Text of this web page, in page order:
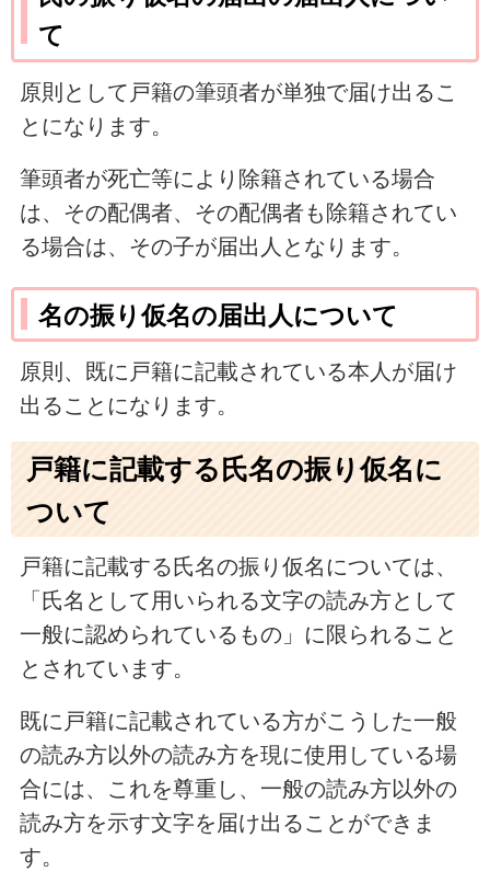
て
原則として戸籍の筆頭者が単独で届け出るこ
とになります。
筆頭者が死亡等により除籍されている場合
は、その配偶者、その配偶者も除籍されてい
る場合は、その子が届出人となります。
名の振り仮名の届出人について
原則、既に戸籍に記載されている本人が届け
出ることになります。
戸籍に記載する氏名の振り仮名に
ついて
戸籍に記載する氏名の振り仮名については、
「氏名として用いられる文字の読み方として
一般に認められているもの」に限られること
とされています。
既に戸籍に記載されている方がこうした一般
の読み方以外の読み方を現に使用している場
合には、これを尊重し、一般の読み方以外の
読み方を示す文字を届け出ることができま
す。